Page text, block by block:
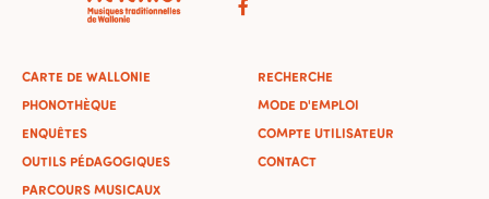
CARTE DE WALLONIE
PHONOTHÈQUE
ENQUÊTES
OUTILS PÉDAGOGIQUES
PARCOURS MUSICAUX
RECHERCHE
MODE D'EMPLOI
COMPTE UTILISATEUR
CONTACT